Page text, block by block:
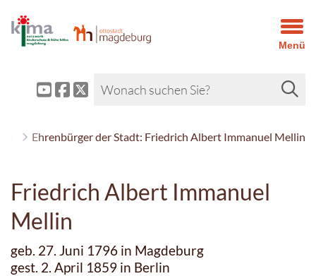
Menü
Ehrenbürger der Stadt: Friedrich Albert Immanuel Mellin
Friedrich Albert Immanuel
Mellin
geb. 27. Juni 1796 in Magdeburg
gest. 2. April 1859 in Berlin